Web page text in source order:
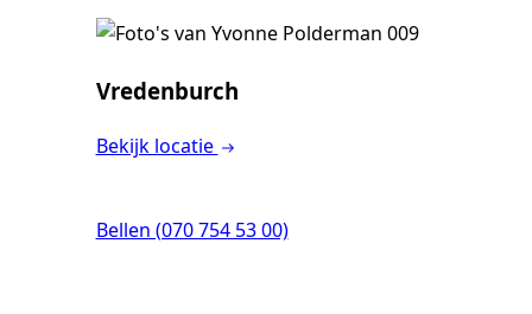
Woonzorglocaties
Vredenburch
Bekijk locatie
Bellen (070 754 53 00)